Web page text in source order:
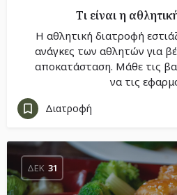
Τι είναι η
Η αθλητική διατροφή
ανάγκες των αθλητών για
αποκατάσταση. Μάθε τις
να τις
Διατροφή
ΔΕΚ 31